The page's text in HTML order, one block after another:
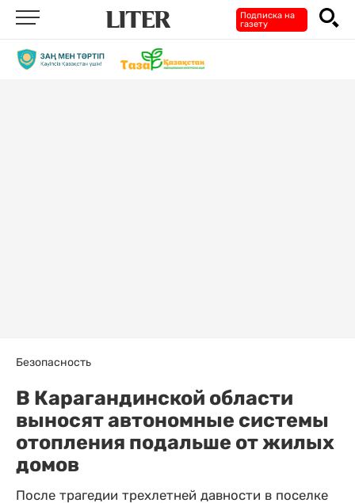
Подписка на
газету
Безопасность
В Карагандинской области
выносят автономные системы
отопления подальше от жилых
домов
После трагедии трехлетней давности в поселке